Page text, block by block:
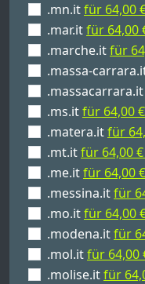
.mn.itfür 64,00
.mar.itfür 64,00
.marche.itfür
.massa-
.massacarrara.it
.ms.itfür 64,00
.matera.itfür
.mt.itfür 64,00
.me.itfür 64,00
.messina.itfür
.mo.itfür 64,00
.modena.itfür
.mol.itfür 64,00
.molise.itfür